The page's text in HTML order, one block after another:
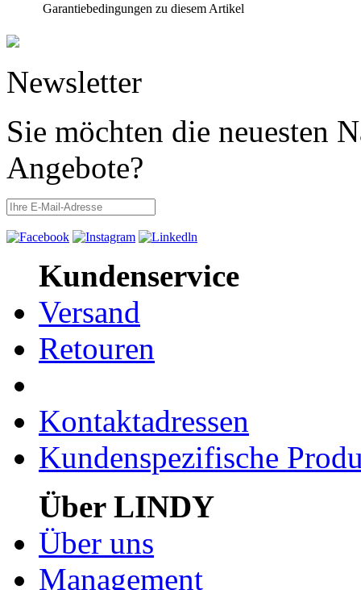
Garantiebedingungen zu diesem Artikel
Newsletter
Sie möchten die neuesten
Angebote?
Kundenservice
Versand
Retouren
Kontaktadressen
Kundenspezifische
Über LINDY
Über uns
Management